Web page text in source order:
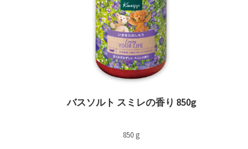
バスソルト スミレの香り 850g
850 g